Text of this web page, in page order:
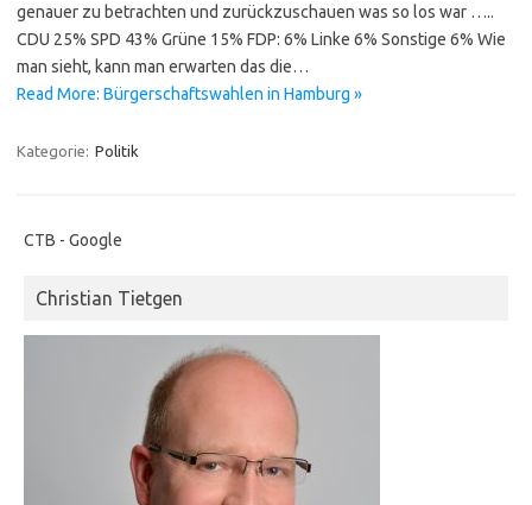
genauer zu betrachten und zurückzuschauen was so los war …..
CDU 25% SPD 43% Grüne 15% FDP: 6% Linke 6% Sonstige 6% Wie
man sieht, kann man erwarten das die…
Read More: Bürgerschaftswahlen in Hamburg »
Kategorie: Politik
CTB - Google
Christian Tietgen